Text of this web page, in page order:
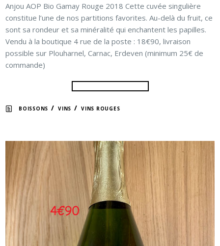
Anjou AOP Bio Gamay Rouge 2018 Cette cuvée singulière
constitue l’une de nos partitions favorites. Au-delà du fruit, ce
sont sa rondeur et sa minéralité qui enchantent les papilles.
Vendu à la boutique 4 rue de la poste : 18€90, livraison
possible sur Plouharnel, Carnac, Erdeven (minimum 25€ de
commande)
BOISSONS /VINS /VINS ROUGES